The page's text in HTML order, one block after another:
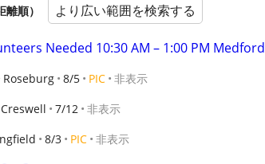
順） より広い範囲を検索する
Needed 10:30 AM – 1:00 PM Medford
Roseburg 8/5 PIC 非表示
Creswell 7/12 非表示
8/3 PIC 非表示